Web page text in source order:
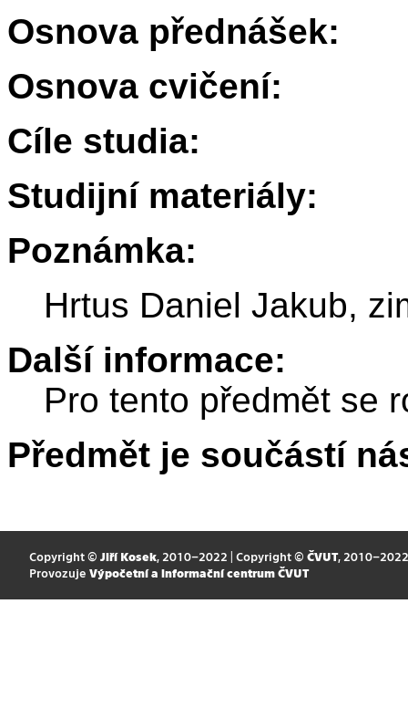
Osnova přednášek:
Osnova cvičení:
Cíle studia:
Studijní materiály:
Poznámka:
Hrtus Daniel Jakub,
Další informace:
Pro tento předmět se
Předmět je součástí
Copyright © Jiří Kosek, 2010–2022 | Copyright © ČVUT, 2010–2022
Provozuje Výpočetní a informační centrum ČVUT